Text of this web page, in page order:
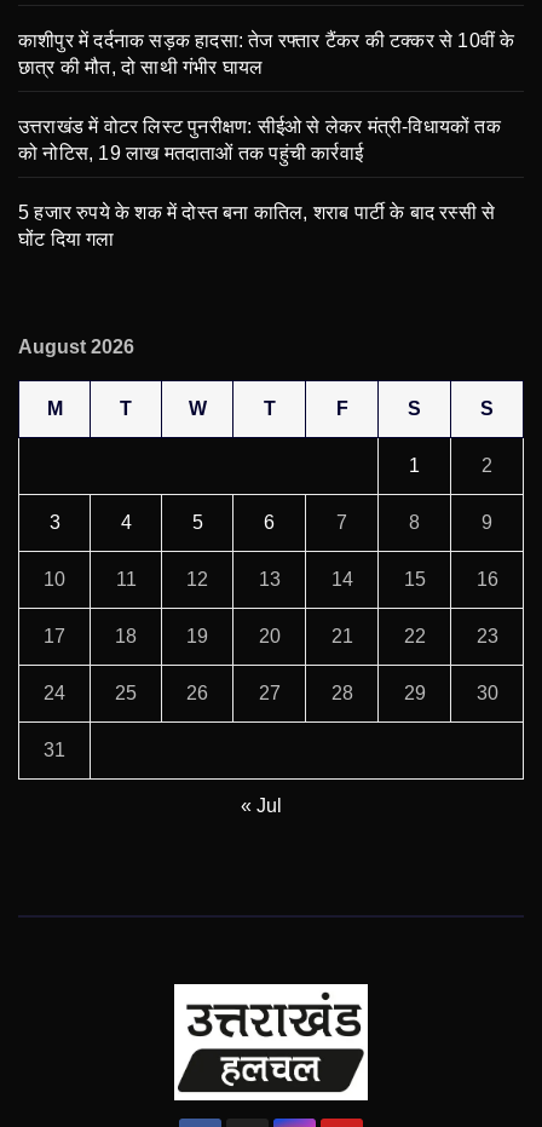
काशीपुर में दर्दनाक सड़क हादसा: तेज रफ्तार टैंकर की टक्कर से 10वीं के
छात्र की मौत, दो साथी गंभीर घायल
उत्तराखंड में वोटर लिस्ट पुनरीक्षण: सीईओ से लेकर मंत्री-विधायकों तक
को नोटिस, 19 लाख मतदाताओं तक पहुंची कार्रवाई
5 हजार रुपये के शक में दोस्त बना कातिल, शराब पार्टी के बाद रस्सी से
घोंट दिया गला
August 2026
M T W T F S S
1 2
3 4 5 6 7 8 9
10 11 12 13 14 15 16
17 18 19 20 21 22 23
24 25 26 27 28 29 30
31
« Jul